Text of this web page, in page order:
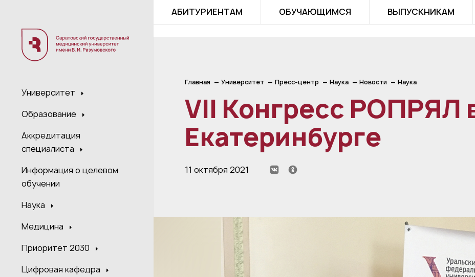
Университет
Образование
Аккредитация
специалиста
Информация о целевом
обучении
Наука
Медицина
Приоритет 2030
Цифровая кафедра
АБИТУРИЕНТАМ ОБУЧАЮЩИМСЯ ВЫПУСКНИКАМ
Главная Университет Пресс-центр Наука Новости Наука
VII Конгресс РОПРЯЛ
Екатеринбурге
11 октября 2021